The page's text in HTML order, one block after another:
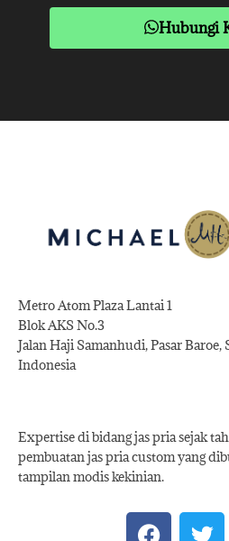
Hubungi
Metro Atom Plaza Lantai 1
Blok AKS No.3
Jalan Haji Samanhudi, Pasar Baroe,
Indonesia
Expertise di bidang jas pria sejak
pembuatan jas pria custom yang
tampilan modis kekinian.